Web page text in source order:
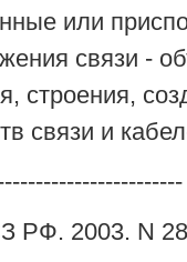
или
связи -
строения,
связи и
РФ. 2003. N